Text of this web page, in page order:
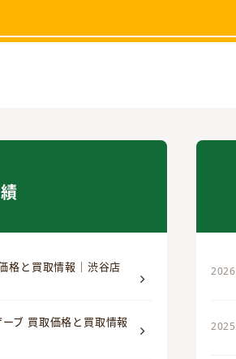
格と買取情報｜渋谷店
ブ 買取価格と買取情報